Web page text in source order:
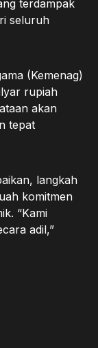
terdampak
seluruh
(Kemenag)
rupiah
akan
tepat
langkah
komitmen
“Kami
adil,”